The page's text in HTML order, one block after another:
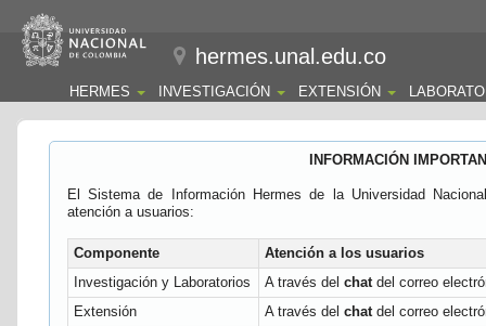
hermes.unal.edu.co
HERMES INVESTIGACIÓN EXTENSIÓN
INFORMACIÓN
El Sistema de Información Hermes de la Universidad
atención a usuarios:
Componente
Atención a los usuarios
Investigación y Laboratorios
A través del chatdel correo
Extensión
A través del chatdel correo